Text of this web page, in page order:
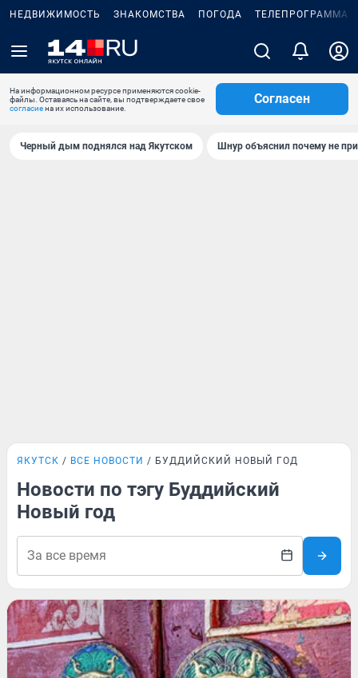
НЕДВИЖИМОСТЬ ЗНАКОМСТВА ПОГОДА ТЕЛЕПРОГРАММА
На информационном ресурсе применяются cookie-
файлы. Оставаясь на сайте, вы подтверждаете свое
согласиена их использование.
Согласен
Черный дым поднялся над Якутском Шнур объяснил почему не
ЯКУТСК ВСЕ НОВОСТИ БУДДИЙСКИЙ НОВЫЙ ГОД
Новости по тэгу Буддийский
Новый год